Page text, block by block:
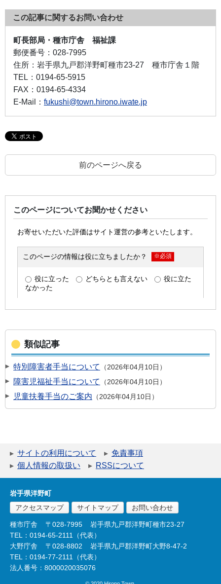
この記事に関するお問い合わせ
町長部局・種市庁舎 福祉課
郵便番号： 028-7995
住所： 岩手県九戸郡洋野町種市23-27 種市庁舎１階
TEL： 0194-65-5915
FAX： 0194-65-4334
E-Mail： fukushi@town.hirono.iwate.jp
前のページへ戻る
このページについてお聞かせください
類似記事
特別障害者手当について 2026年04月10日
障害児福祉手当について 2026年04月10日
児童扶養手当のご案内 2026年04月10日
サイトの利用について
免責事項
個人情報の取扱い
RSSについて
岩手県洋野町
アクセスマップ
サイトマップ お問い合わせ
種市庁舎 〒028-7995
岩手県九戸郡洋野町種市23-27
TEL：0194-65-2111（代表）
大野庁舎
〒028-8802
岩手県九戸郡洋野町大野8-47-2
TEL：0194-77-2111（代表）
法人番号：8000020035076